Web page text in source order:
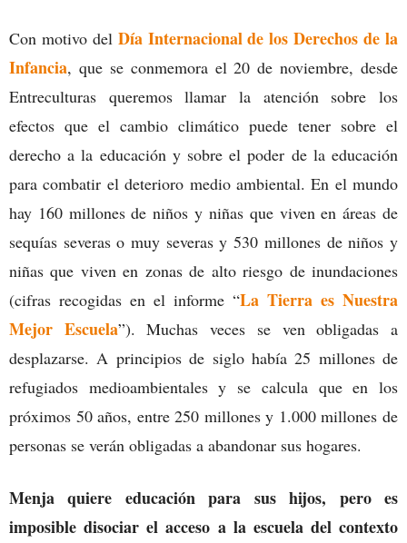
Con motivo del Día Internacional de los Derechos de la
Infancia, que se conmemora el 20 de noviembre, desde
Entreculturas queremos llamar la atención sobre los
efectos que el cambio climático puede tener sobre el
derecho a la educación y sobre el poder de la educación
para combatir el deterioro medio ambiental. En el mundo
hay 160 millones de niños y niñas que viven en áreas de
sequías severas o muy severas y 530 millones de niños y
niñas que viven en zonas de alto riesgo de inundaciones
(cifras recogidas en el informe “La Tierra es Nuestra
Mejor Escuela”). Muchas veces se ven obligadas a
desplazarse. A principios de siglo había 25 millones de
refugiados medioambientales y se calcula que en los
próximos 50 años, entre 250 millones y 1.000 millones de
personas se verán obligadas a abandonar sus hogares.
Menja quiere educación para sus hijos, pero es
imposible disociar el acceso a la escuela del contexto